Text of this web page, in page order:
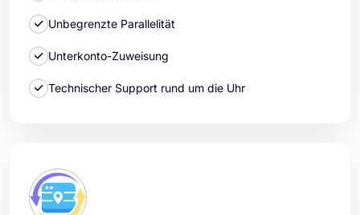
Unbegrenzte Parallelität
Unterkonto-Zuweisung
Technischer Support rund um die Uhr